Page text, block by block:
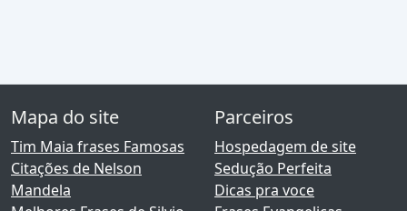
Mapa do site
Tim Maia frases Famosas
Citações de Nelson
Mandela
Parceiros
Hospedagem de site
Sedução Perfeita
Dicas pra voce